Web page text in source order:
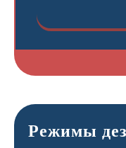
Режимы